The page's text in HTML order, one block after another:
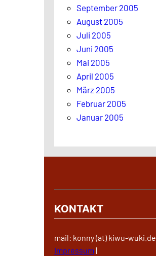
September 2005
August 2005
Juli 2005
Juni 2005
Mai 2005
April 2005
März 2005
Februar 2005
Januar 2005
KONTAKT
mail: konny (at) kiwu-wuki.de
Impressum |